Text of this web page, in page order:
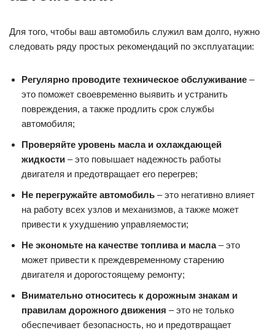
Для того, чтобы ваш автомобиль служил вам долго, нужно
следовать ряду простых рекомендаций по эксплуатации:
Регулярно проводите техническое обслуживание –
это поможет своевременно выявить и устранить
повреждения, а также продлить срок службы
автомобиля;
Проверяйте уровень масла и охлаждающей
жидкости – это повышает надежность работы
двигателя и предотвращает его перегрев;
Не перегружайте автомобиль – это негативно влияет
на работу всех узлов и механизмов, а также может
привести к ухудшению управляемости;
Не экономьте на качестве топлива и масла– это
может привести к преждевременному старению
двигателя и дорогостоящему ремонту;
Внимательно относитесь к дорожным знакам и
правилам дорожного движения – это не только
обеспечивает безопасность, но и предотвращает